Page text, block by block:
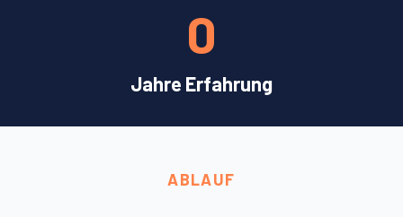
Jahre Erfahrung
0
ABLAUF